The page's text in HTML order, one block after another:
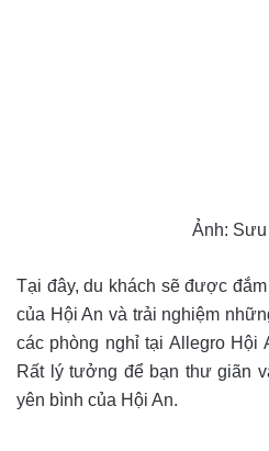
Ảnh: Sưu
Tại đây, du khách sẽ được
của Hội An và trải nghiệm
các phòng nghỉ tại Allegro Hội
Rất lý tưởng để bạn thư giãn
yên bình của Hội An.